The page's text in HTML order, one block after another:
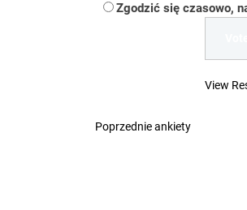
Zgodzić się czasowo,
View
Poprzednie ankiety